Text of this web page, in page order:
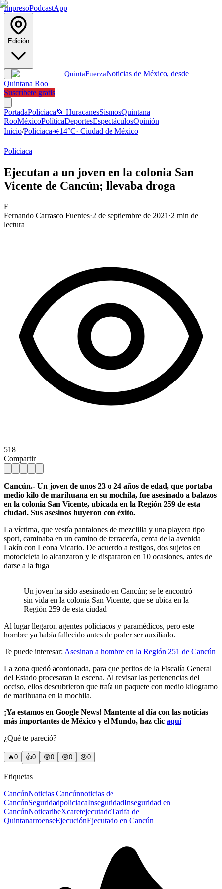
ImpresoPodcastApp
Edición
QuintaFuerzaNoticias de México, desde
Quintana Roo
Suscríbete gratis
PortadaPoliciaca 🌀 HuracanesSismosQuintana
RooMéxicoPolíticaDeportesEspectáculosOpinión
Inicio/Policiaca☀️14°C· Ciudad de México
Policiaca
Ejecutan a un joven en la colonia San
Vicente de Cancún; llevaba droga
F
Fernando Carrasco Fuentes·2 de septiembre de 2021 ·2 min de
lectura
518
Compartir
Cancún.- Un joven de unos 23 o 24 años de edad, que portaba
medio kilo de marihuana en su mochila, fue asesinado a balazos
en la colonia San Vicente, ubicada en la Región 259 de esta
ciudad. Sus asesinos huyeron con éxito.
La víctima, que vestía pantalones de mezclilla y una playera tipo
sport, caminaba en un camino de terracería, cerca de la avenida
Lakín con Leona Vicario. De acuerdo a testigos, dos sujetos en
motocicleta lo alcanzaron y le dispararon en 10 ocasiones, antes de
darse a la fuga
Un joven ha sido asesinado en Cancún; se le encontró
sin vida en la colonia San Vicente, que se ubica en la
Región 259 de esta ciudad
Al lugar llegaron agentes policiacos y paramédicos, pero este
hombre ya había fallecido antes de poder ser auxiliado.
Te puede interesar: Asesinan a hombre en la Región 251 de Cancún
La zona quedó acordonada, para que peritos de la Fiscalía General
del Estado procesaran la escena. Al revisar las pertenencias del
occiso, ellos descubrieron que traía un paquete con medio kilogramo
de marihuana en la mochila.
¡Ya estamos en Google News! Mantente al día con las noticias
más importantes de México y el Mundo, haz clic aquí
¿Qué te pareció?
🔥0 👍0 😲0 😢0 😠0
Etiquetas
CancúnNoticias Cancúnnoticias de
CancúnSeguridadpoliciacaInseguridadInseguridad en
CancúnNoticaribeXcaretejecutadoTarifa de
QuintanarroenseEjecuciónEjecutado en Cancún